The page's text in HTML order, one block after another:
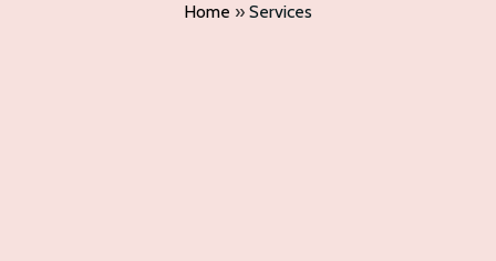
Home » Services